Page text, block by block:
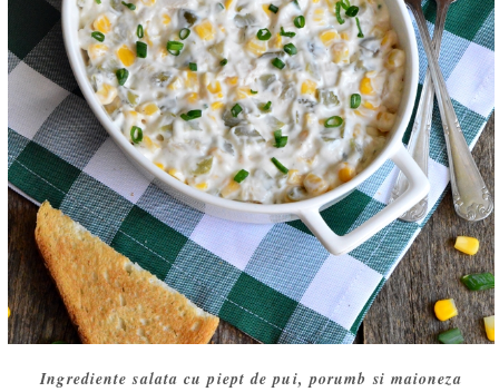
Ingrediente salata cu piept de pui, porumb si maioneza